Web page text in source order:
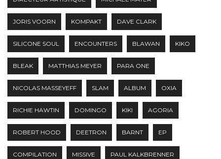
JORIS VOORN KOMPAKT DAVE CLARK
SILICONE SOUL ENCOUNTERS BLAWAN KIKO
BLEAK MATTHIAS MEYER PARA ONE
NICOLAS MASSEYEFF SLAM ALBUM OXIA
RICHIE HAWTIN DOMINGO KIKI AGORIA
ROBERT HOOD DEETRON BARNT EP
COMPILATION MISSIVE PAUL KALKBRENNER